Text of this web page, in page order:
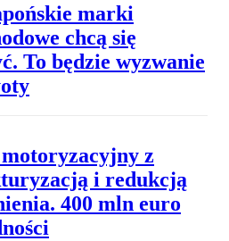
marki
chcą się
To będzie wyzwanie
z
i redukcją
400 mln euro